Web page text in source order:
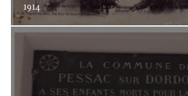
1914